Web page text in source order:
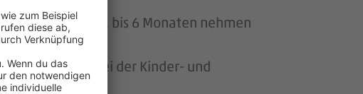
Auszeit von 1 bis 6 Monaten nehmen
bei der Kinder- und